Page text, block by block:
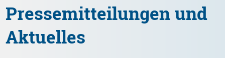
Pressemitteilungen und
Aktuelles